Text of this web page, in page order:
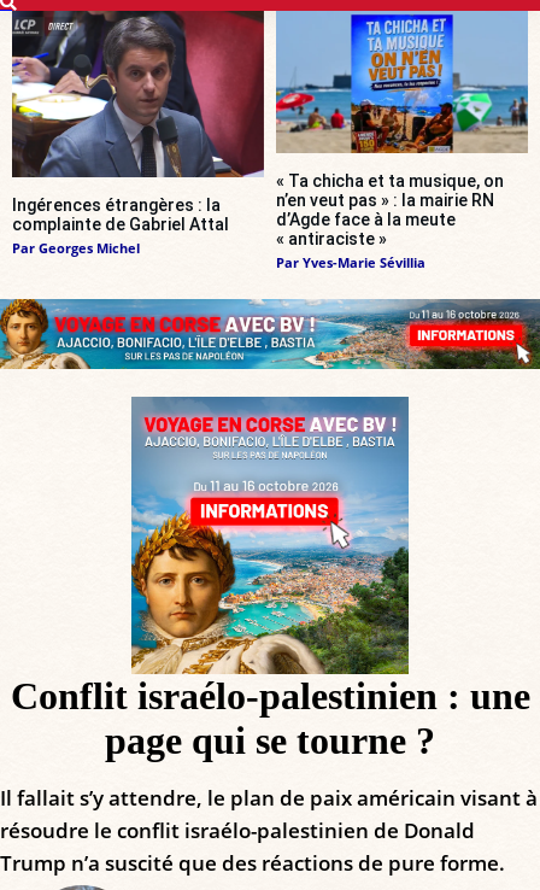
Ingérences étrangères : la
complainte de Gabriel Attal
Par Georges Michel
« Ta chicha et ta musique, on
n’en veut pas » : la mairie RN
d’Agde face à la meute
« antiraciste »
Par Yves-Marie Sévillia
Conflit israélo-palestinien : une
page qui se tourne ?
Il fallait s’y attendre, le plan de paix américain visant à
résoudre le conflit israélo-palestinien de Donald
Trump n’a suscité que des réactions de pure forme.